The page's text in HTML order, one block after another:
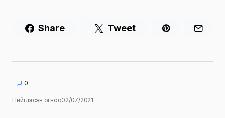
Share Tweet
0
Нийтлэсэн огноо02/07/2021